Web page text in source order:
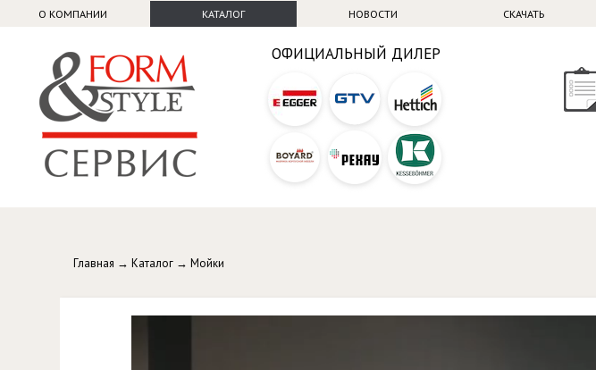
О КОМПАНИИ КАТАЛОГ НОВОСТИ СКАЧАТЬ
ОФИЦИАЛЬНЫЙ ДИЛЕР
Главная →Каталог →Мойки